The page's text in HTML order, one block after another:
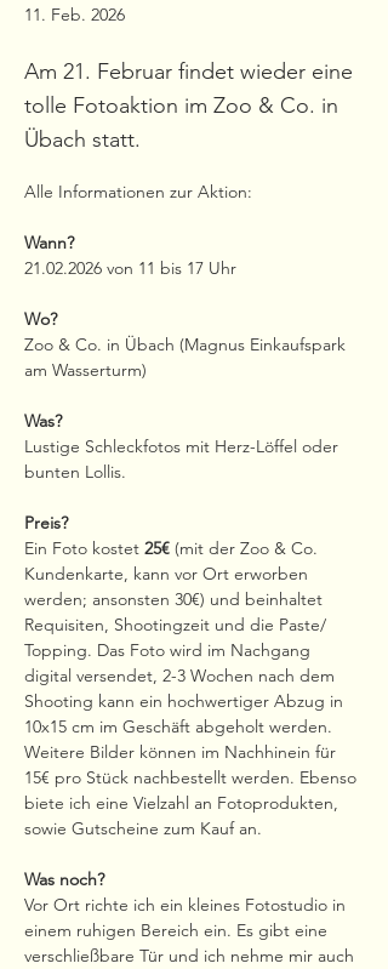
11. Feb. 2026
Am 21. Februar findet wieder eine
tolle Fotoaktion im Zoo & Co. in
Übach statt.
Alle Informationen zur Aktion:
Wann?
21.02.2026 von 11 bis 17 Uhr
Wo?
Zoo & Co. in Übach (Magnus Einkaufspark
am Wasserturm)
Was?
Lustige Schleckfotos mit Herz-Löffel oder
bunten Lollis.
Preis?
Ein Foto kostet 25€ (mit der Zoo & Co.
Kundenkarte, kann vor Ort erworben
werden; ansonsten 30€) und beinhaltet
Requisiten, Shootingzeit und die Paste/
Topping. Das Foto wird im Nachgang
digital versendet, 2-3 Wochen nach dem
Shooting kann ein hochwertiger Abzug in
10x15 cm im Geschäft abgeholt werden.
Weitere Bilder können im Nachhinein für
15€ pro Stück nachbestellt werden. Ebenso
biete ich eine Vielzahl an Fotoprodukten,
sowie Gutscheine zum Kauf an.
Was noch?
Vor Ort richte ich ein kleines Fotostudio in
einem ruhigen Bereich ein. Es gibt eine
verschließbare Tür und ich nehme mir auch